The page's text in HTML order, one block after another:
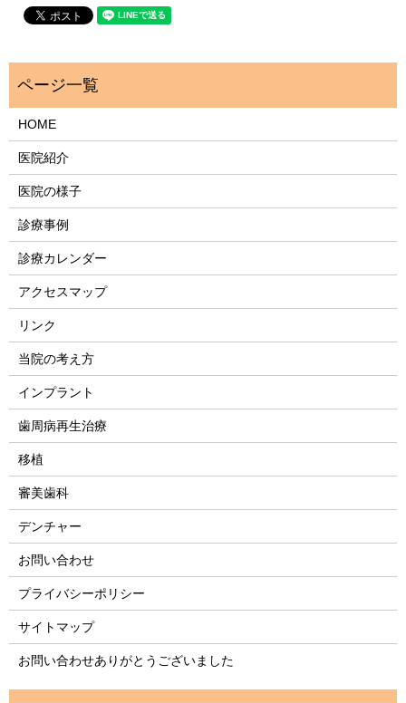
HOME
医院紹介
医院の様子
診療事例
診療カレンダー
アクセスマップ
リンク
当院の考え方
インプラント
歯周病再生治療
移植
審美歯科
デンチャー
お問い合わせ
プライバシーポリシー
サイトマップ
お問い合わせありがとうございました